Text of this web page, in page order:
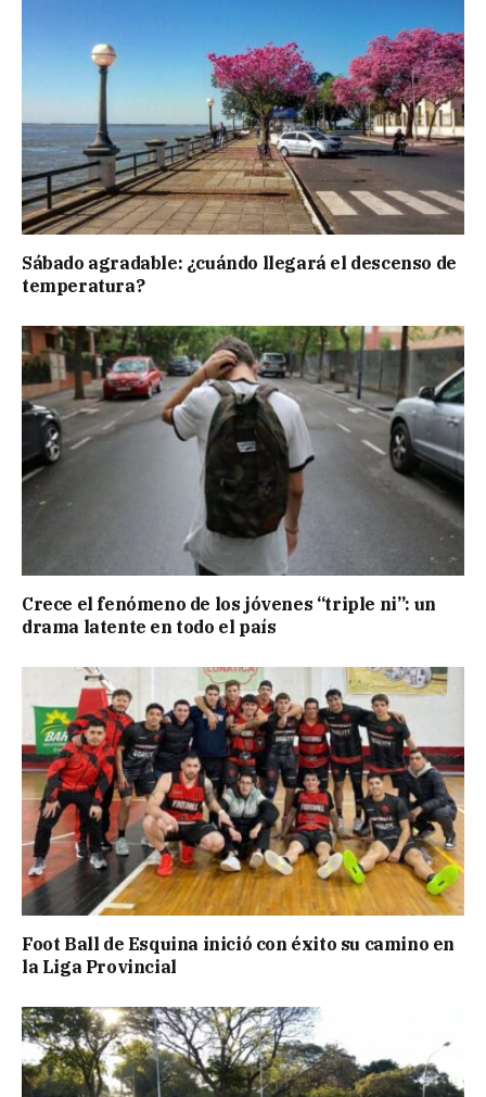
Sábado agradable: ¿cuándo llegará el descenso de
temperatura?
Crece el fenómeno de los jóvenes “triple ni”: un
drama latente en todo el país
Foot Ball de Esquina inició con éxito su camino en
la Liga Provincial